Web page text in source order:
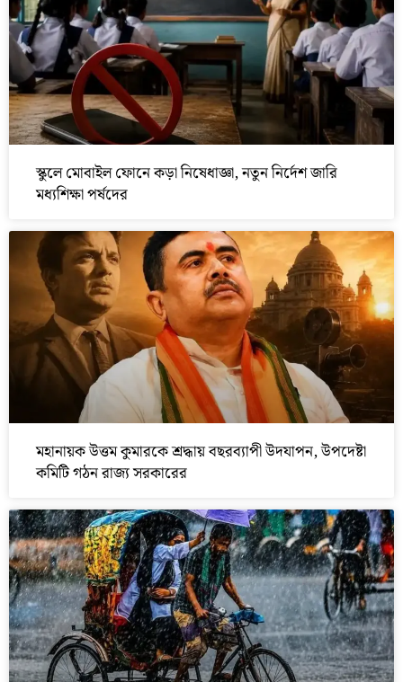
স্কুলে মোবাইল ফোনে কড়া নিষেধাজ্ঞা, নতুন নির্দেশ জারি
মধ্যশিক্ষা পর্ষদের
মহানায়ক উত্তম কুমারকে শ্রদ্ধায় বছরব্যাপী উদযাপন, উপদেষ্টা
কমিটি গঠন রাজ্য সরকারের